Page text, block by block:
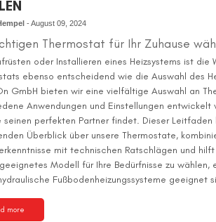
-August 09, 2024
Thermostat für Ihr Zuhause
oder Installieren eines Heizsystems ist die
ebenso entscheidend wie die Auswahl des
GmbH bieten wir eine vielfältige Auswahl an
Anwendungen und Einstellungen entwickelt
seinen perfekten Partner findet. Dieser
Überblick über unsere Thermostate,
mit technischen Ratschlägen und
Modell für Ihre Bedürfnisse zu wählen,
Fußbodenheizungssysteme geeignet
more